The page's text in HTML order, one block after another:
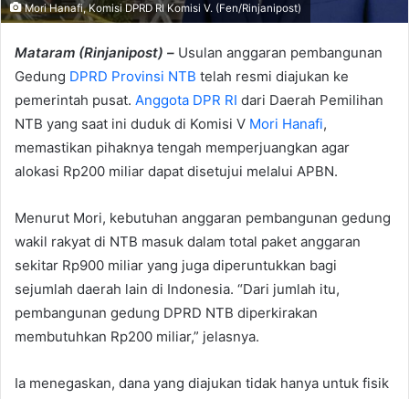
Mori Hanafi, Komisi DPRD RI Komisi V. (Fen/Rinjanipost)
Mataram (Rinjanipost) – Usulan anggaran pembangunan
Gedung DPRD Provinsi NTB telah resmi diajukan ke
pemerintah pusat. Anggota DPR RI dari Daerah Pemilihan
NTB yang saat ini duduk di Komisi V Mori Hanafi,
memastikan pihaknya tengah memperjuangkan agar
alokasi Rp200 miliar dapat disetujui melalui APBN.
Menurut Mori, kebutuhan anggaran pembangunan gedung
wakil rakyat di NTB masuk dalam total paket anggaran
sekitar Rp900 miliar yang juga diperuntukkan bagi
sejumlah daerah lain di Indonesia. “Dari jumlah itu,
pembangunan gedung DPRD NTB diperkirakan
membutuhkan Rp200 miliar,” jelasnya.
Ia menegaskan, dana yang diajukan tidak hanya untuk fisik